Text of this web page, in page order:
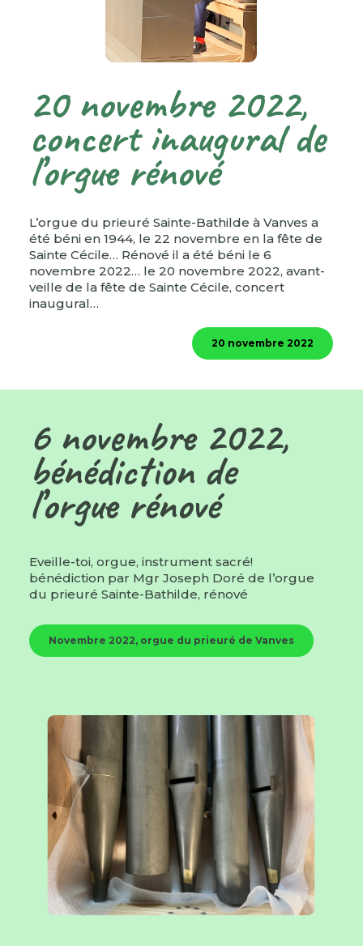
20 novembre 2022,
concert inaugural de
l’orgue rénové
L’orgue du prieuré Sainte-Bathilde à Vanves a
été béni en 1944, le 22 novembre en la fête de
Sainte Cécile… Rénové il a été béni le 6
novembre 2022… le 20 novembre 2022, avant-
veille de la fête de Sainte Cécile, concert
inaugural…
20 novembre 2022
6 novembre 2022,
bénédiction de
l’orgue rénové
Eveille-toi, orgue, instrument sacré!
bénédiction par Mgr Joseph Doré de l’orgue
du prieuré Sainte-Bathilde, rénové
Novembre 2022, orgue du prieuré de Vanves